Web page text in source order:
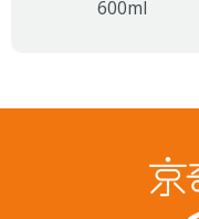
600ml